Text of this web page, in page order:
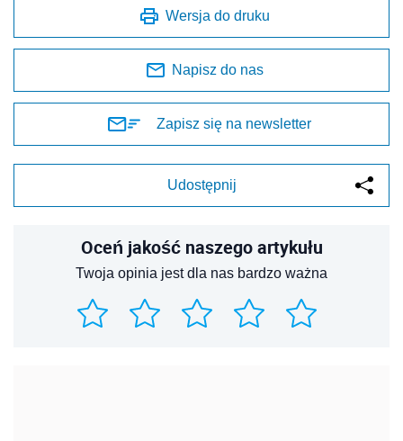
Wersja do druku
Napisz do nas
Zapisz się na newsletter
Udostępnij
Oceń jakość naszego artykułu
Twoja opinia jest dla nas bardzo ważna